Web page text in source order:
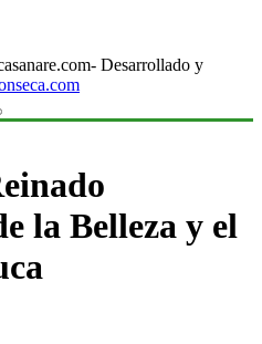
Desarrollado y
la Belleza y el